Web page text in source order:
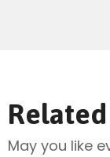
May you like